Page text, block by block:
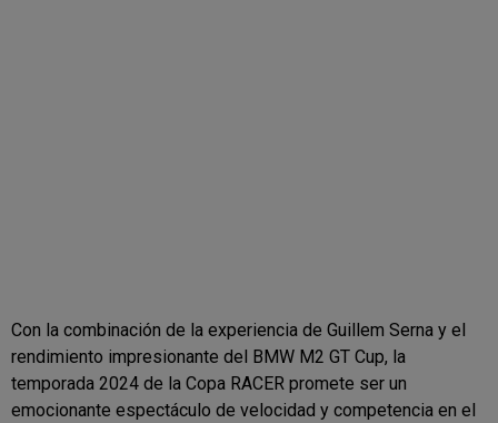
Con la combinación de la experiencia de Guillem Serna y el
rendimiento impresionante del BMW M2 GT Cup, la
temporada 2024 de la Copa RACER promete ser un
emocionante espectáculo de velocidad y competencia en el